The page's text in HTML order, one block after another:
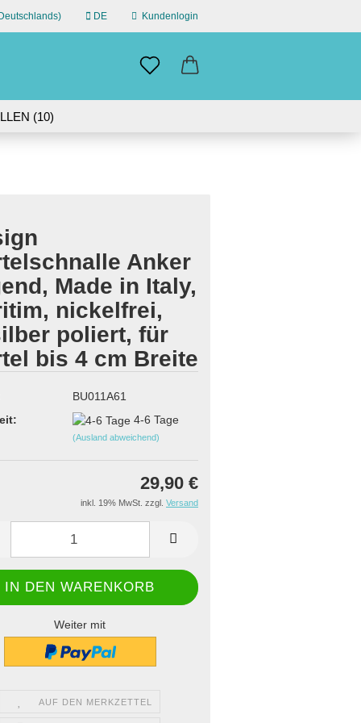
DE Kundenlogin
vergessen?
(10)
GERMANY | 30-DAY RETURN
Anker
Made in Italy,
nickelfrei,
poliert, für
bis 4 cm Breite
BU011A61
4-6 Tage
(Ausland abweichend)
29,90 €
inkl. 19% MwSt. zzgl. Versand
Weiter mit
AUF DEN MERKZETTEL